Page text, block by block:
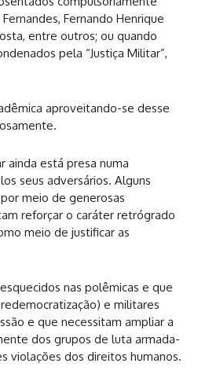
Fernando Henrique
entre outros; ou quando
pela “Justiça Militar”,
aproveitando-se desse
ainda está presa numa
seus adversários. Alguns
meio de generosas
reforçar o caráter retrógrado
meio de justificar as
nas polêmicas e que
e militares
e que necessitam ampliar a
dos grupos de luta armada-
violações dos direitos humanos.